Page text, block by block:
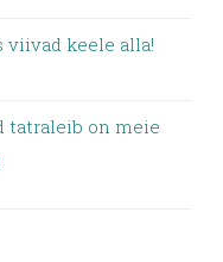
keele alla!
tatraleib on meie